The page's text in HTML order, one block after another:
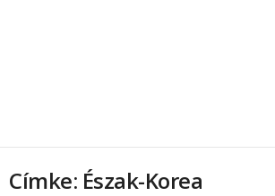
Címke: Észak-Korea